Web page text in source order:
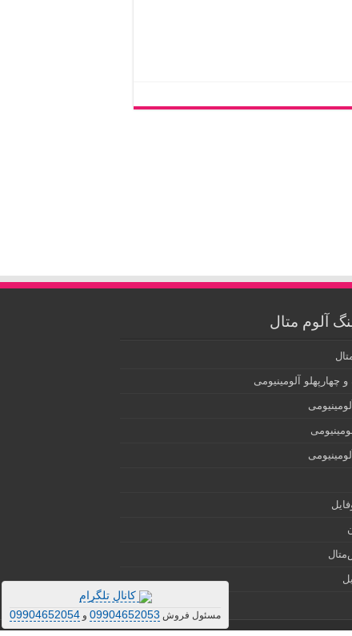
آلوم متال
چهارپهلو آلومینیومی
کانال تلگرام
مسئول فروش 09904652053 و 09904652054